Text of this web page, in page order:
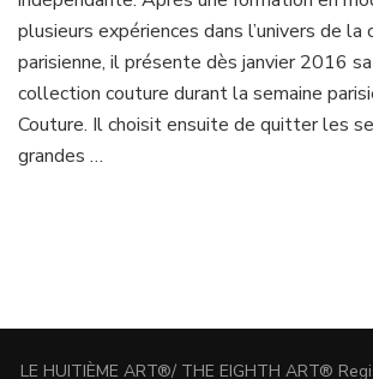
plusieurs expériences dans l’univers de la
parisienne, il présente dès janvier 2016
collection couture durant la semaine
Couture. Il choisit ensuite de quitter les
grandes …
LE HUITIÈME ART®/ THE EIGHTH ART®